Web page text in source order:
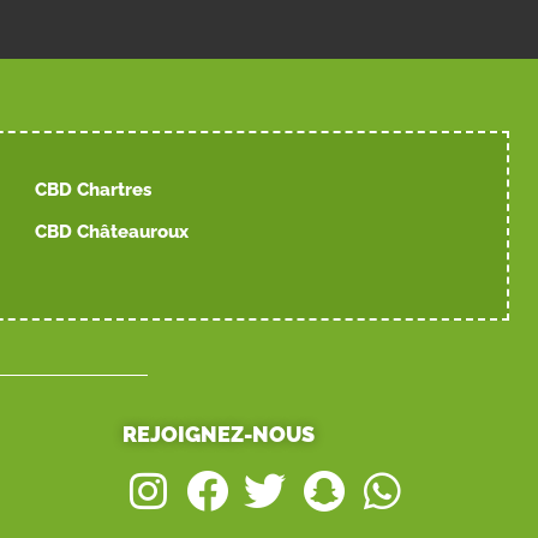
CBD Chartres
CBD Châteauroux
REJOIGNEZ-NOUS